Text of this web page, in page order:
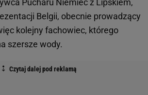
Pucharu Niemiec z Lipskiem,
Belgii, obecnie prowadzący
kolejny fachowiec, którego
szersze wody.